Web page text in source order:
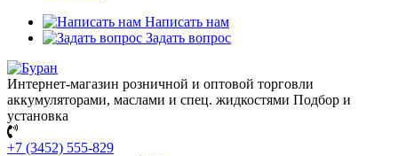
Написать нам
Задать вопрос
Интернет-магазин розничной и оптовой торговли
аккумуляторами, маслами и спец. жидкостями Подбор и
установка
+7 (3452) 555-829